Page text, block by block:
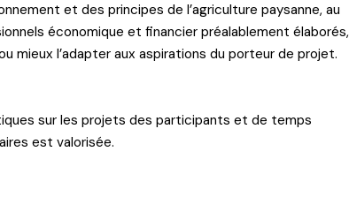
et des principes de l’agriculture paysanne, au
économique et financier préalablement élaborés,
mieux l’adapter aux aspirations du porteur de projet.
sur les projets des participants et de temps
est valorisée.